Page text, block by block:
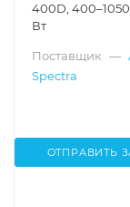
400D,
Вт
Поставщик —
Spectra
ОТПРАВИТЬ